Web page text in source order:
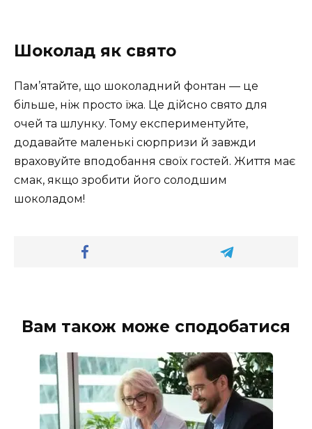
Шоколад як свято
Пам’ятайте, що шоколадний фонтан — це
більше, ніж просто їжа. Це дійсно свято для
очей та шлунку. Тому експериментуйте,
додавайте маленькі сюрпризи й завжди
враховуйте вподобання своїх гостей. Життя має
смак, якщо зробити його солодшим
шоколадом!
Вам також може сподобатися